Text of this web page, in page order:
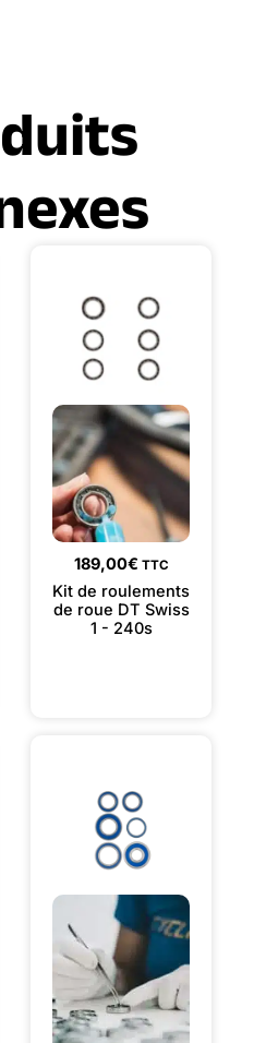
189,00€ TTC
Kit de roulements
de roue DT Swiss
1 - 240s